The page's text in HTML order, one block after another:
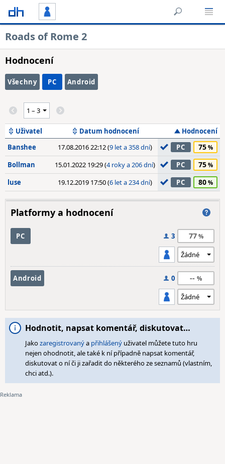
Roads of Rome 2
Hodnocení
Všechny PC Android
Uživatel Datum hodnocení
Hodnocení
Banshee
17.08.2016 22:12 (9 let a 358 dní) PC 75
Bollman 15.01.2022 19:29 (4 roky a 206 dní) PC 75
luse 19.12.2019 17:50 (6 let a 234 dní) PC 80
Platformy a hodnocení
PC 3 77
Android 0 --
Hodnotit, napsat komentář, diskutovat…
Jakozaregistrovanýa přihlášený uživatel můžete tuto hru
nejen ohodnotit, ale také k ní případně napsat komentář,
diskutovat o ní či ji zařadit do některého ze seznamů (vlastním,
chci atd.).